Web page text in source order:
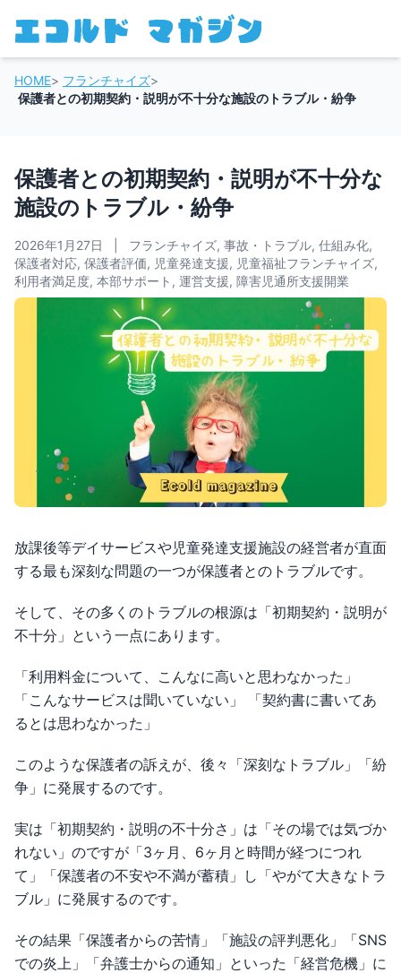
HOME> フランチャイズ>
保護者との初期契約・説明が不十分な施設のトラブル・紛争
保護者との初期契約・説明が不十分な
施設のトラブル・紛争
2026年1月27日 フランチャイズ, 事故・トラブル, 仕組み化,
保護者対応, 保護者評価, 児童発達支援, 児童福祉フランチャイズ,
利用者満足度, 本部サポート , 運営支援, 障害児通所支援開業
放課後等デイサービスや児童発達支援施設の経営者が直面
する最も深刻な問題の一つが保護者とのトラブルです。
そして、その多くのトラブルの根源は「初期契約・説明が
不十分」という一点にあります。
「利用料金について、こんなに高いと思わなかった」
「こんなサービスは聞いていない」 「契約書に書いてあ
るとは思わなかった」
このような保護者の訴えが、後々「深刻なトラブル」「紛
争」に発展するのです。
実は「初期契約・説明の不十分さ」は「その場では気づか
れない」のですが「3ヶ月、6ヶ月と時間が経つにつれ
て」「保護者の不安や不満が蓄積」し「やがて大きなトラ
ブル」に発展するのです。
その結果「保護者からの苦情」「施設の評判悪化」「SNS
での炎上」「弁護士からの通知」といった「経営危機」に